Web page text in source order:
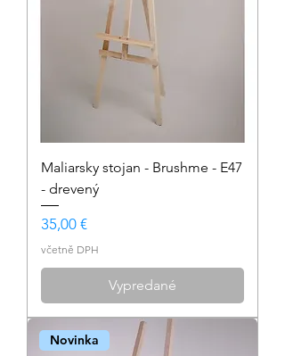
Maliarsky stojan - Brushme - E47
- drevený
Cena
35,00 €
včetně DPH
Vypredané
Novinka